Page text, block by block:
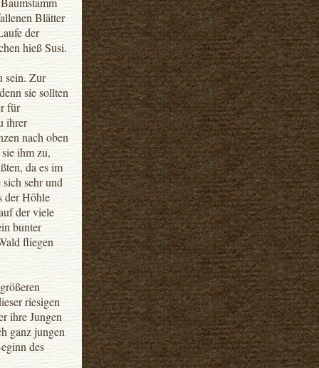
Blätter
der
hieß Susi.
sein. Zur
sie sollten
für
ihrer
nach oben
ihm zu,
da es im
sehr und
der Höhle
der viele
bunter
fliegen
riesigen
ihre Jungen
ganz jungen
des